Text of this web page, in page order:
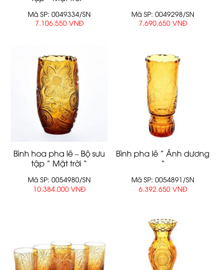
Mã SP: 0049334/SN
7.106.550 VNĐ
Mã SP: 0049298/SN
7.690.650 VNĐ
Bình hoa pha lê – Bộ sưu
tập ” Mặt trời “
Mã SP: 0054980/SN
10.384.000 VNĐ
Bình pha lê ” Ánh dương
“
Mã SP: 0054891/SN
6.392.650 VNĐ